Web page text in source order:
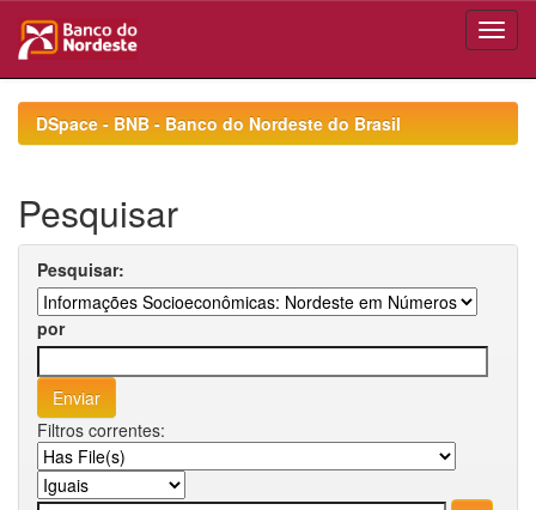
navigationDSpace - BNB - Banco do Nordeste do Brasil
Pesquisar
Pesquisar:
por
Filtros correntes: